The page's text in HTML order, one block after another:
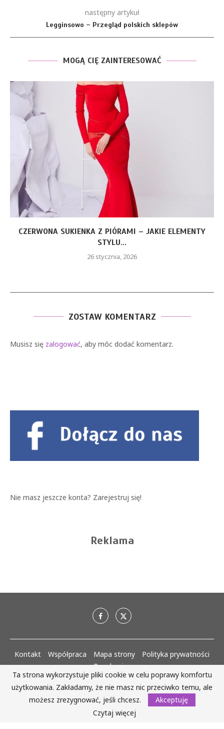
następny artykuł
Legginsowo – Przegląd polskich sklepów
MOGĄ CIĘ ZAINTERESOWAĆ
CZERWONA SUKIENKA Z PIÓRAMI – JAKIE ELEMENTY
STYLU...
26 stycznia, 2026
ZOSTAW KOMENTARZ
Musisz się zalogować, aby móc dodać komentarz.
Nie masz jeszcze konta? Zarejestruj się!
Reklama
Kontakt Współpraca Mapa strony
Polityka prywatności
Regulaminy
AlejaKobiet.pl @2020 - 2023 Wszystkie prawa zastrzeżone. | Realizacja:
www.woh.group
Ta strona wykorzystuje pliki cookie w celu poprawy komfortu
użytkowania. Zakładamy, że nie masz nic przeciwko temu, ale
możesz zrezygnować, jeśli chcesz.
Akceptuję
Czytaj więcej